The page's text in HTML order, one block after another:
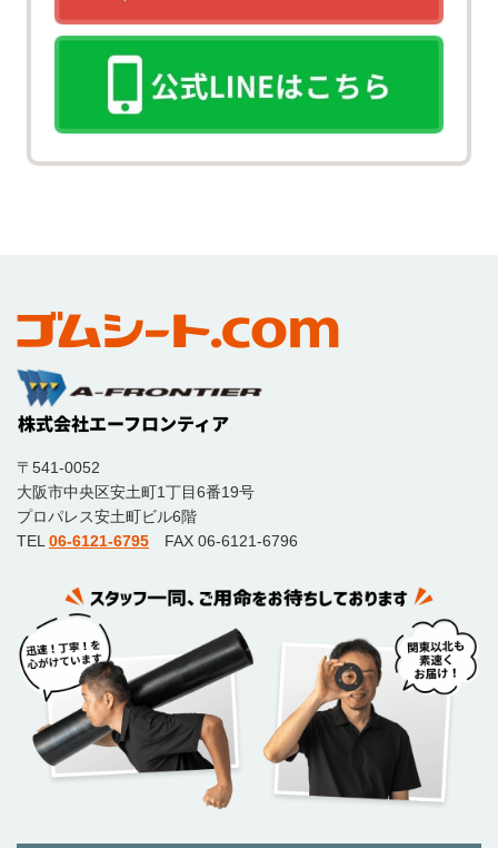
〒541-0052
大阪市中央区安土町1丁目6番19号
プロパレス安土町ビル6階
TEL 06-6121-6795 FAX 06-6121-6796